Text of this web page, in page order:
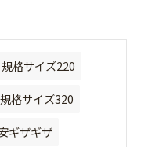
規格サイズ220
規格サイズ320
ギザギザ